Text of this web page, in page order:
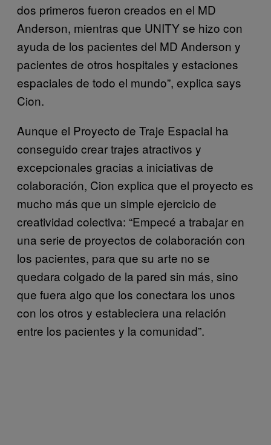
dos primeros fueron creados en el MD
Anderson, mientras que UNITY se hizo con
ayuda de los pacientes del MD Anderson y
pacientes de otros hospitales y estaciones
espaciales de todo el mundo”, explica says
Cion.
Aunque el Proyecto de Traje Espacial ha
conseguido crear trajes atractivos y
excepcionales gracias a iniciativas de
colaboración, Cion explica que el proyecto es
mucho más que un simple ejercicio de
creatividad colectiva: “Empecé a trabajar en
una serie de proyectos de colaboración con
los pacientes, para que su arte no se
quedara colgado de la pared sin más, sino
que fuera algo que los conectara los unos
con los otros y estableciera una relación
entre los pacientes y la comunidad”.